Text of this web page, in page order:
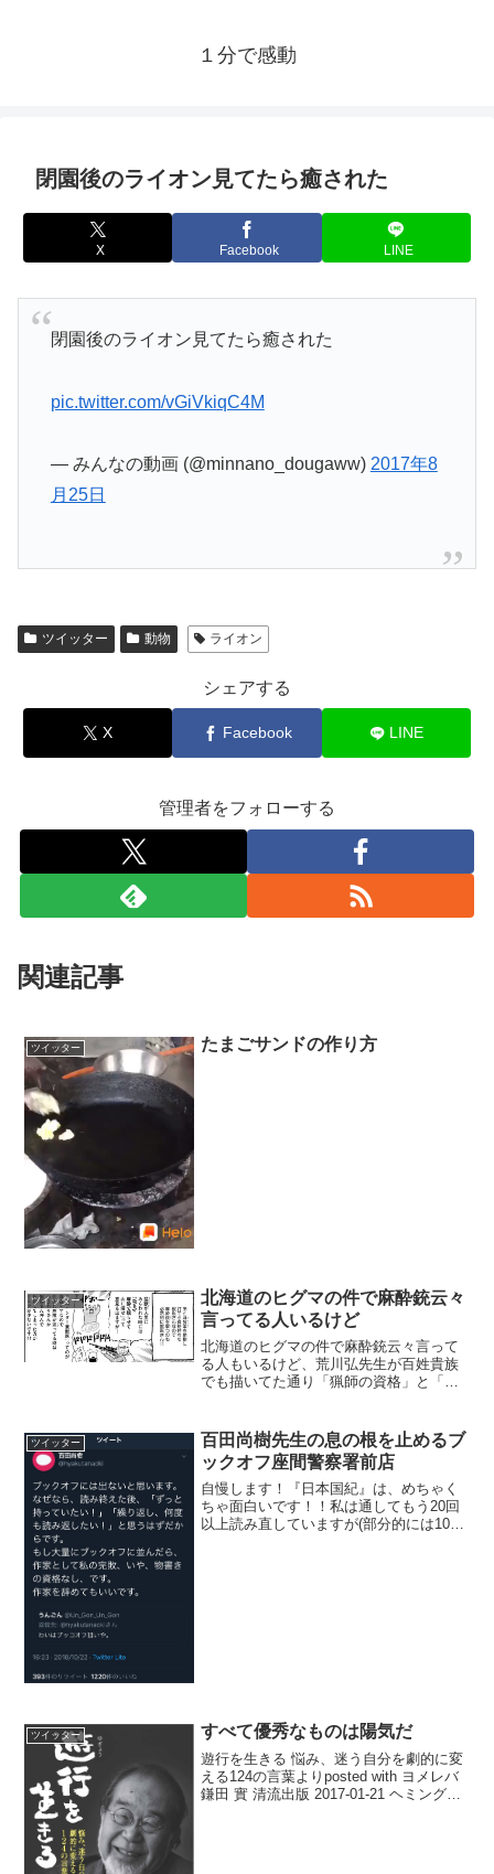
１分で感動
閉園後のライオン見てたら癒された
X Facebook LINE
閉園後のライオン見てたら癒された
pic.twitter.com/vGiVkiqC4M
— みんなの動画 (@minnano_dougaww) 2017年8
月25日
ツイッター 動物 ライオン
シェアする
X Facebook LINE
管理者をフォローする
関連記事
ツイッター たまごサンドの作り方
ツイッター
北海道のヒグマの件で麻酔銃云々
言ってる人いるけど
北海道のヒグマの件で麻酔銃云々言って
る人もいるけど、荒川弘先生が百姓貴族
でも描いてた通り「猟師の資格」と「獣
時計から撃つなんてノリは現実では無
理… pic.twitte...
ツイッター
百田尚樹先生の息の根を止めるブ
ックオフ座間警察署前店
自慢します！『日本国紀』は、めちゃく
ちゃ面白いです！！私は通してもう20回
以上読み直していますが(部分的には100
ツイッター すべて優秀なものは陽気だ
遊行を生きる 悩み、迷う自分を劇的に変
える124の言葉よりposted with ヨメレバ
鎌田 實 清流出版 2017-01-21 ヘミングウ